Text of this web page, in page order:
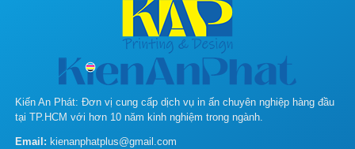
Kiến An Phát: Đơn vị cung cấp dịch vụ in ấn chuyên nghiệp hàng đầu
tại TP.HCM với hơn 10 năm kinh nghiệm trong ngành.
Email: kienanphatplus@gmail.com